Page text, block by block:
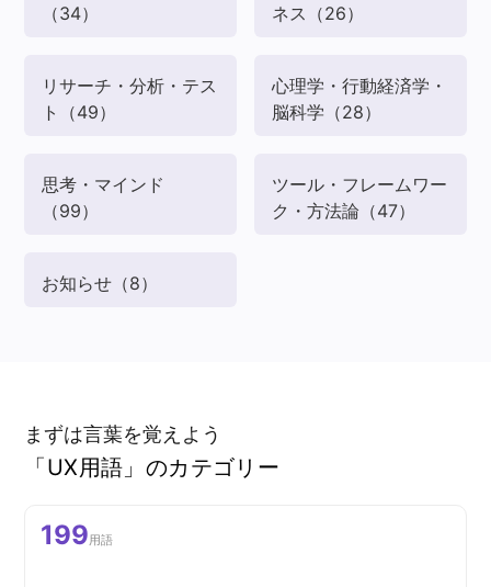
（34）
ネス （26）
リサーチ・分析・テス
ト
（49）
心理学・行動経済学・
脳科学 （28）
思考・マインド
（99）
ツール・フレームワー
ク・方法論 （47）
お知らせ （8）
まずは言葉を覚えよう
「UX用語」のカテゴリー
199用語